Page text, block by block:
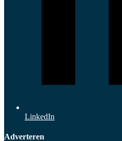
LinkedIn
Adverteren